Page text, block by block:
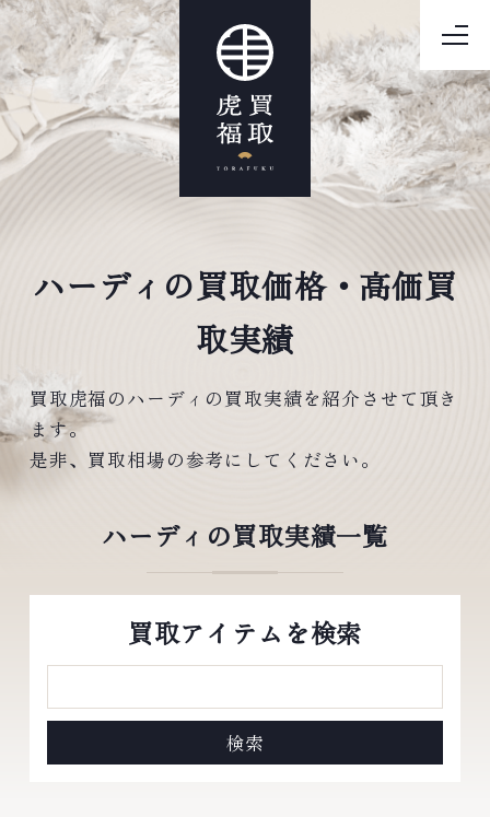
ハーディの買取価格・高価買
取実績
買取虎福のハーディの買取実績を紹介させて頂き
ます。
是非、買取相場の参考にしてください。
ハーディの買取実績一覧
買取アイテムを検索